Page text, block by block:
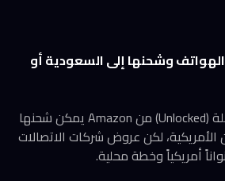
وشحنها إلى السعودية أو
نعم، الأجهزة غير المقفلة (Unlocked) من Amazon يمكن شحنها
لكن عروض شركات الاتصالات